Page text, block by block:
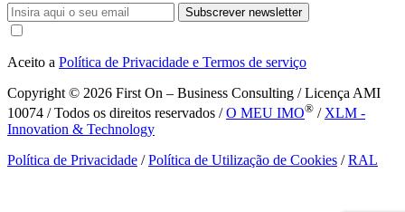
Subscrever newsletter
Aceito a Política de Privacidade e Termos de serviço
Copyright © 2026 First On – Business Consulting / Licença AMI
10074 / Todos os direitos reservados /O MEU IMO® / XLM -
Innovation & Technology
Política de Privacidade /Política de Utilização de Cookies /RAL